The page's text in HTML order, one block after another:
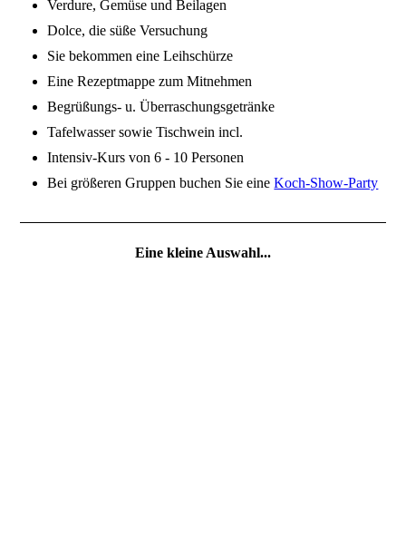
Verdure, Gemüse und Beilagen
Dolce, die süße Versuchung
Sie bekommen eine Leihschürze
Eine Rezeptmappe zum Mitnehmen
Begrüßungs- u. Überraschungsgetränke
Tafelwasser sowie Tischwein incl.
Intensiv-Kurs von 6 - 10 Personen
Bei größeren Gruppen buchen Sie eineKoch-Show-Party
Eine kleine Auswahl...